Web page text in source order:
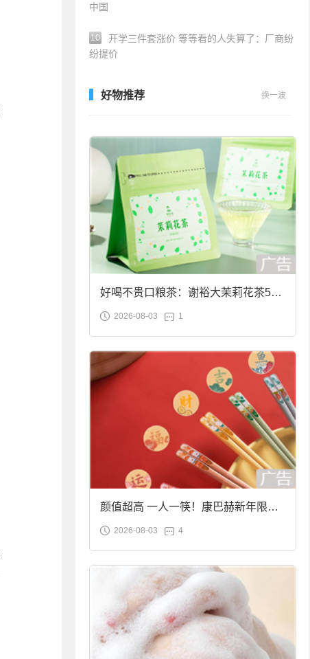
中国
10
开学三件套涨价 等等看的人失算了：厂商纷
纷提价
好物推荐 换一波
好喝不贵口粮茶：谢裕大茉莉花茶50g
袋装9.9元到手
2026-08-03 1
颜值超高 一人一筷！康巴赫新年限定
合金筷子大促：19.9元
2026-08-03 4